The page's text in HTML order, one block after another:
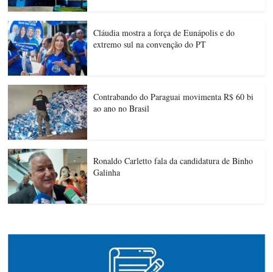
Cláudia mostra a força de Eunápolis e do
extremo sul na convenção do PT
Contrabando do Paraguai movimenta R$ 60 bi
ao ano no Brasil
Ronaldo Carletto fala da candidatura de Binho
Galinha